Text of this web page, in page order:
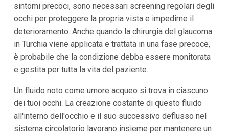
sintomi precoci, sono necessari screening regolari degli
occhi per proteggere la propria vista e impedirne il
deterioramento. Anche quando la chirurgia del glaucoma
in Turchia viene applicata e trattata in una fase precoce,
è probabile che la condizione debba essere monitorata
e gestita per tutta la vita del paziente.
Un fluido noto come umore acqueo si trova in ciascuno
dei tuoi occhi. La creazione costante di questo fluido
all'interno dell'occhio e il suo successivo deflusso nel
sistema circolatorio lavorano insieme per mantenere un